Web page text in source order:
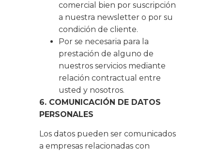
comercial bien por suscripción
a nuestra newsletter o por su
condición de cliente.
Por se necesaria para la
prestación de alguno de
nuestros servicios mediante
relación contractual entre
usted y nosotros.
6. COMUNICACIÓN DE DATOS
PERSONALES
Los datos pueden ser comunicados
a empresas relacionadas con